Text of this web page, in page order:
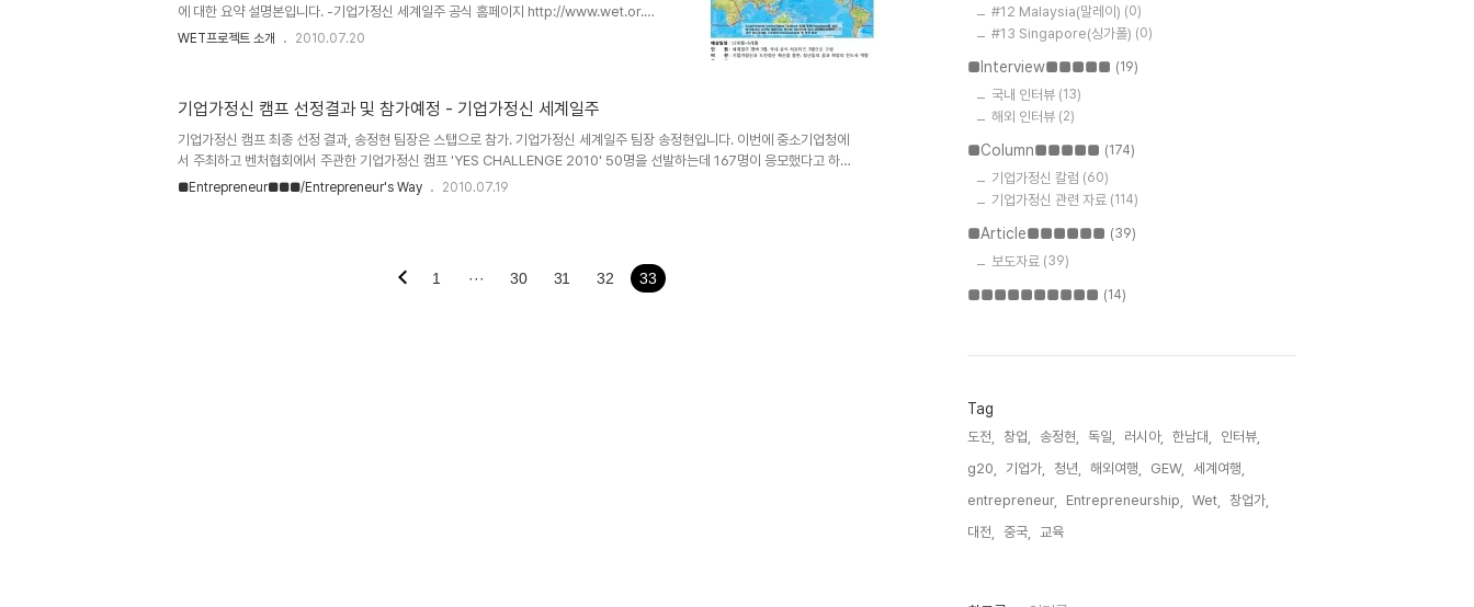
에 대한 요약 설명본입니다. -기업가정신 세계일주 공식 홈페이지 http://www.wet.or.kr
-기업가정신 세계일주 공식 트위터 http://www.twitter.com/wetproject
WET프로젝트 소개 2010.07.20
기업가정신 캠프 선정결과 및 참가예정 - 기업가정신 세계일주
기업가정신 캠프 최종 선정 결과, 송정현 팀장은 스탭으로 참가. 기업가정신 세계일주 팀장 송정현입니다. 이번에 중소기업청에
서 주최하고 벤처협회에서 주관한 기업가정신 캠프 'YES CHALLENGE 2010' 50명을 선발하는데 167명이 응모했다고 하는
군요. 저희 프로젝트도 팀으로 참가하려고 했으나 너무 많은 인원이 몰리는 바람에, 스탭으로 참여를 하고 다른 친구들에게 기회
■Entrepreneur■■■/Entrepreneur's Way 2010.07.19
1 ··· 30 31 32 33
#12 Malaysia(말레이) (0)
#13 Singapore(싱가폴) (0)
■Interview■■■■■ (19)
국내 인터뷰 (13)
해외 인터뷰 (2)
■Column■■■■■ (174)
기업가정신 칼럼 (60)
기업가정신 관련 자료 (114)
■Article■■■■■■ (39)
보도자료 (39)
■■■■■■■■■■ (14)
Tag
도전, 창업, 송정현, 독일, 러시아, 한남대,
인터뷰,
g20,
기업가, 청년, 해외여행, GEW,
세계여행,
entrepreneur,
Entrepreneurship, Wet,
창업가,
대전,
중국, 교육,